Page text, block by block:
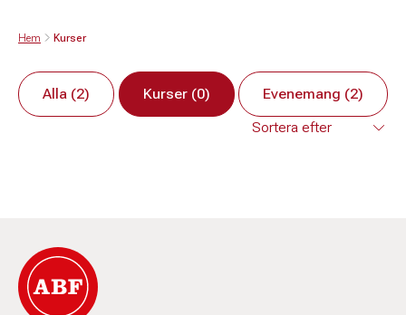
Hem Kurser
Alla (2) Kurser (0) Evenemang (2)